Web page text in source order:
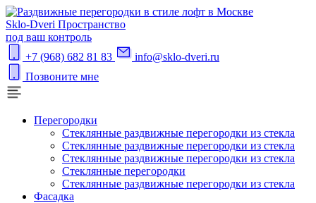
Sklo-Dveri Пространство
под ваш контроль
+7 (968) 682 81 83
info@sklo-dveri.ru
Позвоните мне
Перегородки
Стеклянные раздвижные перегородки из стекла
Стеклянные раздвижные перегородки из стекла
Стеклянные раздвижные перегородки из стекла
Стеклянные перегородки
Стеклянные раздвижные перегородки из стекла
Фасадка